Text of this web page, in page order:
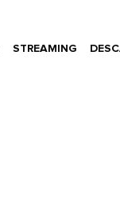
STREAMING